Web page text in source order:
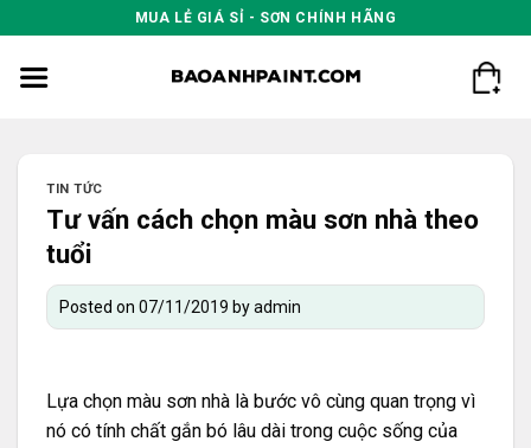
to
content
MUA LẺ GIÁ SỈ - SƠN CHÍNH HÃNG
TIN TỨC
Tư vấn cách chọn màu sơn nhà theo
tuổi
Posted on 07/11/2019 byadmin
Lựa chọn màu sơn nhà là bước vô cùng quan trọng vì
nó có tính chất gắn bó lâu dài trong cuộc sống của